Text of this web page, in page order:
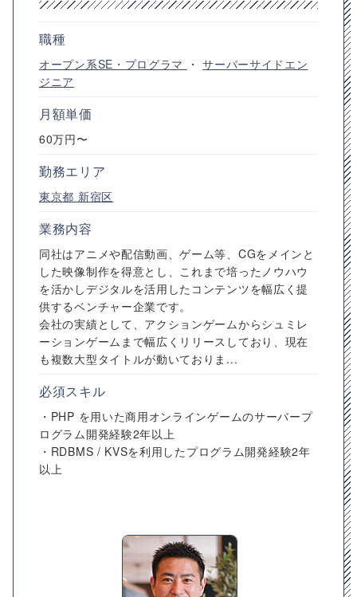
職種
オープン系SE・プログラマ ・サーバーサイドエン
ジニア
月額単価
60万円〜
勤務エリア
東京都 新宿区
業務内容
同社はアニメや配信動画、ゲーム等、CGをメインと
した映像制作を得意とし、これまで培ったノウハウ
を活かしデジタルを活用したコンテンツを幅広く提
供するベンチャー企業です。
会社の実績として、アクションゲームからシュミレ
ーションゲームまで幅広くリリースしており、現在
も複数大型タイトルが動いておりま...
必須スキル
・PHP を用いた商用オンラインゲームのサーバープ
ログラム開発経験2年以上
・RDBMS / KVSを利用したプログラム開発経験2年
以上